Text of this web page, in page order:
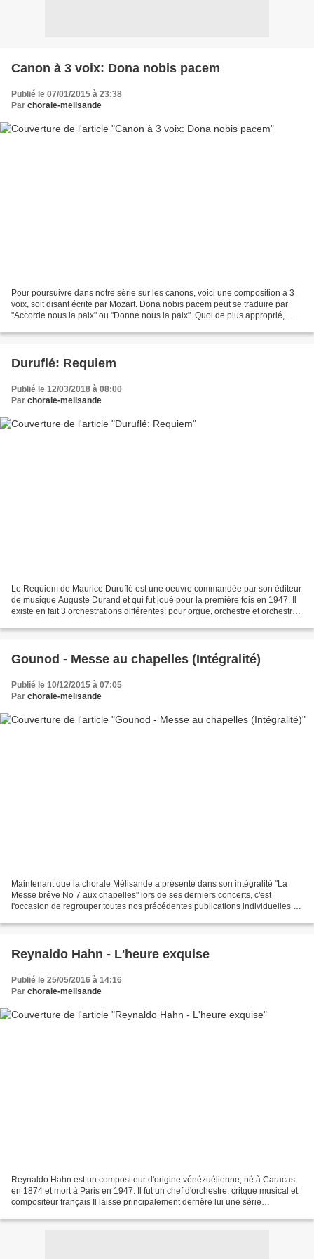
Canon à 3 voix: Dona nobis pacem
Publié le 07/01/2015 à 23:38
Par chorale-melisande
Pour poursuivre dans notre série sur les canons, voici une composition à 3
voix, soit disant écrite par Mozart. Dona nobis pacem peut se traduire par
"Accorde nous la paix" ou "Donne nous la paix". Quoi de plus approprié,
Duruflé: Requiem
Publié le 12/03/2018 à 08:00
Par chorale-melisande
Le Requiem de Maurice Duruflé est une oeuvre commandée par son éditeur
de musique Auguste Durand et qui fut joué pour la première fois en 1947. Il
existe en fait 3 orchestrations différentes: pour orgue, orchestre et orchestre
Gounod - Messe au chapelles (Intégralité)
Publié le 10/12/2015 à 07:05
Par chorale-melisande
Maintenant que la chorale Mélisande a présenté dans son intégralité "La
Messe brêve No 7 aux chapelles" lors de ses derniers concerts, c'est
l'occasion de regrouper toutes nos précédentes publications individuelles en
Reynaldo Hahn - L'heure exquise
Publié le 25/05/2016 à 14:16
Par chorale-melisande
Reynaldo Hahn est un compositeur d'origine vénézuélienne, né à Caracas
en 1874 et mort à Paris en 1947. Il fut un chef d'orchestre, critque musical et
compositeur français Il laisse principalement derrière lui une série